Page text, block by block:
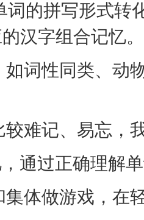
词的拼写形式转
汉字组合记忆。
如词性同类、动
较难记、易忘，
通过正确理解
集体做游戏，在